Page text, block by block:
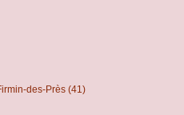
des-Près (41)